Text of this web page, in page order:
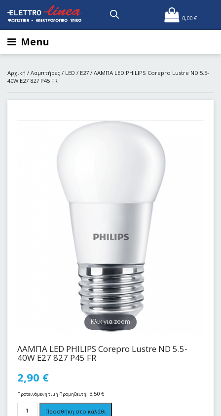
0,00 €
Menu
Αρχική / Λαμπτήρες / LED / E27 / ΛΑΜΠΑ LED PHILIPS Corepro Lustre ND 5.5-
40W E27 827 P45 FR
Kλικ για zoom
ΛΑΜΠΑ LED PHILIPS Corepro Lustre ND 5.5-
40W E27 827 P45 FR
2,90 €
Προτεινόμενη τιμή Προμηθευτή: 3,50 €
Προσθήκη στο καλάθι